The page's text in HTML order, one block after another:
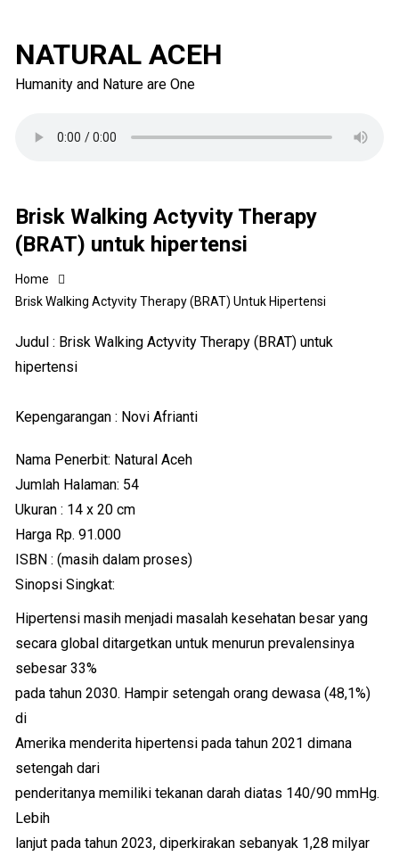
NATURAL ACEH
Humanity and Nature are One
Brisk Walking Actyvity Therapy
(BRAT) untuk hipertensi
Home
Brisk Walking Actyvity Therapy (BRAT) Untuk Hipertensi
Judul : Brisk Walking Actyvity Therapy (BRAT) untuk
hipertensi
Kepengarangan : Novi Afrianti
Nama Penerbit: Natural Aceh
Jumlah Halaman: 54
Ukuran : 14 x 20 cm
Harga Rp. 91.000
ISBN : (masih dalam proses)
Sinopsi Singkat:
Hipertensi masih menjadi masalah kesehatan besar yang
secara global ditargetkan untuk menurun prevalensinya
sebesar 33%
pada tahun 2030. Hampir setengah orang dewasa (48,1%)
di
Amerika menderita hipertensi pada tahun 2021 dimana
setengah dari
penderitanya memiliki tekanan darah diatas 140/90 mmHg.
Lebih
lanjut pada tahun 2023, diperkirakan sebanyak 1,28 milyar